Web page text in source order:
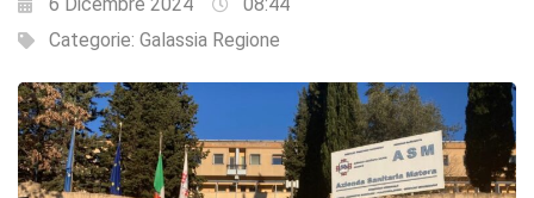
6 Dicembre 2024
08:44
Categorie: Galassia Regione